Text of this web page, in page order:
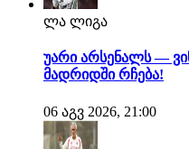
ლა ლიგა
უარი არსენალს —
მადრიდში რჩება!
06 აგვ 2026, 21:00